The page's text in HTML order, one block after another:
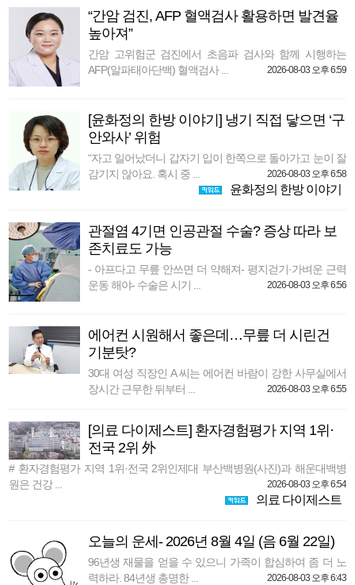
“간암 검진, AFP 혈액검사 활용하면 발견율
높아져”
간암 고위험군 검진에서 초음파 검사와 함께 시행하는
AFP(알파태아단백) 혈액검사 ...
2026-08-03 오후 6:59
[윤화정의 한방 이야기] 냉기 직접 닿으면 ‘구
안와사’ 위험
“자고 일어났더니 갑자기 입이 한쪽으로 돌아가고 눈이 잘
감기지 않아요. 혹시 중 ...
2026-08-03 오후 6:58
윤화정의 한방 이야기
관절염 4기면 인공관절 수술? 증상 따라 보
존치료도 가능
- 아프다고 무릎 안쓰면 더 약해져- 평지걷기·가벼운 근력
운동 해야- 수술은 시기 ...
2026-08-03 오후 6:56
에어컨 시원해서 좋은데…무릎 더 시린건
기분탓?
30대 여성 직장인 A 씨는 에어컨 바람이 강한 사무실에서
장시간 근무한 뒤부터 ...
2026-08-03 오후 6:55
[의료 다이제스트] 환자경험평가 지역 1위·
전국 2위 外
# 환자경험평가 지역 1위·전국 2위인제대 부산백병원(사진)과 해운대백병
원은 건강 ...
2026-08-03 오후 6:54
의료 다이제스트
오늘의 운세- 2026년 8월 4일 (음 6월 22일)
96년생 재물을 얻을 수 있으니 가족이 합심하여 좀 더 노
력하라. 84년생 총명한 ...
2026-08-03 오후 6:43